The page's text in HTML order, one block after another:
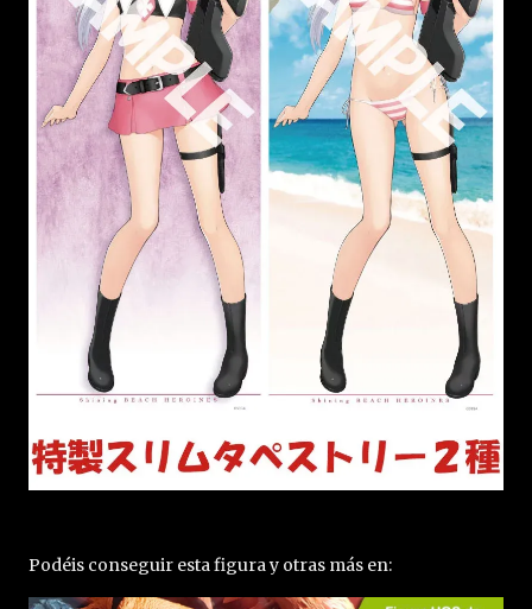
Podéis conseguir esta figura y otras más en: